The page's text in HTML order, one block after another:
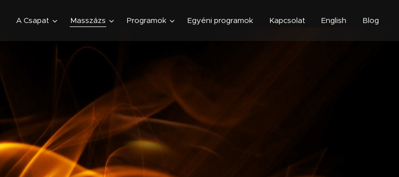
A Csapat Masszázs Programok Egyéni programok Kapcsolat English Blog